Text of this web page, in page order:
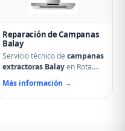
Reparación de Campanas
Balay
Servicio técnico de campanas
extractoras Balayen Rota.
Reparamos motores,
problemas de aspiración,
filtros de carbón activo
Más información →